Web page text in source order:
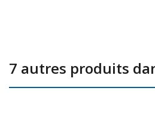
7 autres produits